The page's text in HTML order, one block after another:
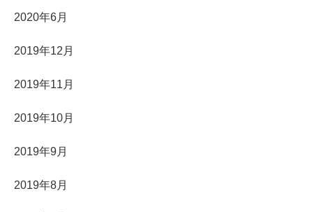
2020年6月
2019年12月
2019年11月
2019年10月
2019年9月
2019年8月